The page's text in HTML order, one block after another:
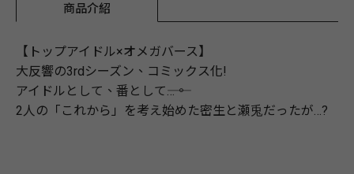
商品介紹
【トップアイドル×オメガバース】
大反響の3rdシーズン、コミックス化!
アイドルとして、番として――…。
2人の「これから」を考え始めた密生と瀬兎だったが…?